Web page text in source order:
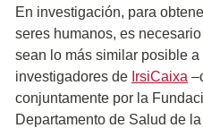
En investigación, para
seres humanos, es
sean lo más similar posible a
investigadores de IrsiCaixa
conjuntamente por la
Departamento de Salud de